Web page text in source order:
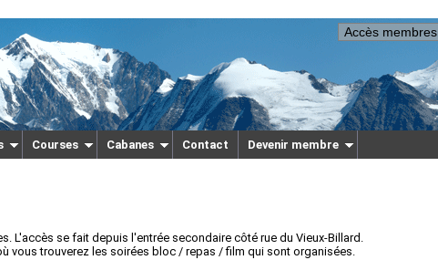
Accès membres
Courses Cabanes Contact Devenir membre
se fait depuis l'entrée secondaire côté rue du Vieux-Billard.
vous trouverez les soirées bloc / repas / film qui sont organisées.